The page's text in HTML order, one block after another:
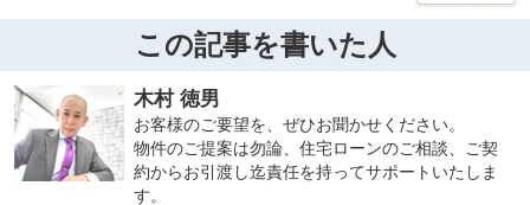
この記事を書いた人
木村 徳男
お客様のご要望を、ぜひお聞かせください。
物件のご提案は勿論、住宅ローンのご相談、ご契
約からお引渡し迄責任を持ってサポートいたしま
す。